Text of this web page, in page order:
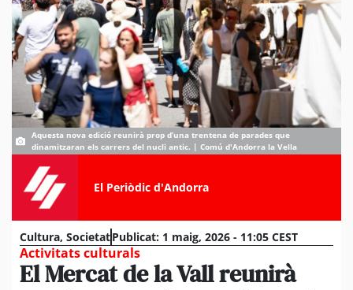
Aquesta nova edició reunirà prop d’una trentena de parades que
dinamitzaran els carrers del nucli antic. | Comú d'Andorra la Vella
El Periòdic d'Andorra
Cultura, SocietatPublicat: 1 maig, 2026 - 11:05 CEST
Activitats culturals
El Mercat de la Vall reunirà